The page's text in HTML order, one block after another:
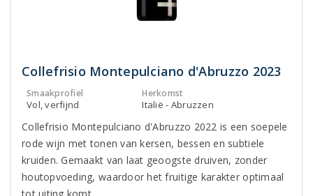
Collefrisio Montepulciano d'Abruzzo 2023
Smaakprofiel
Vol, verfijnd
Herkomst
Italië - Abruzzen
Collefrisio Montepulciano d'Abruzzo 2022 is een soepele
rode wijn met tonen van kersen, bessen en subtiele
kruiden. Gemaakt van laat geoogste druiven, zonder
houtopvoeding, waardoor het fruitige karakter optimaal